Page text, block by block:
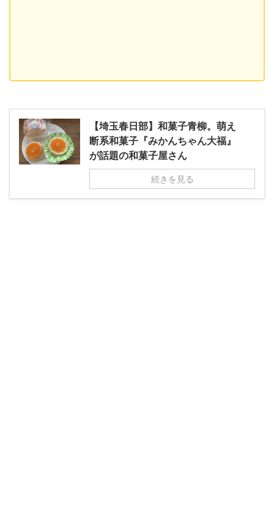
【埼玉春日部】和菓子青柳。萌え
断系和菓子『みかんちゃん大福』
が話題の和菓子屋さん
続きを見る